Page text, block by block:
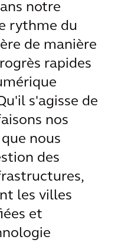
notre
rythme du
de manière
rapides
s'agisse de
nos
nous
des
les villes
et